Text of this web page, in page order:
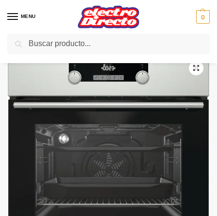
MENU 0
Inicio Gama blanca Hornos